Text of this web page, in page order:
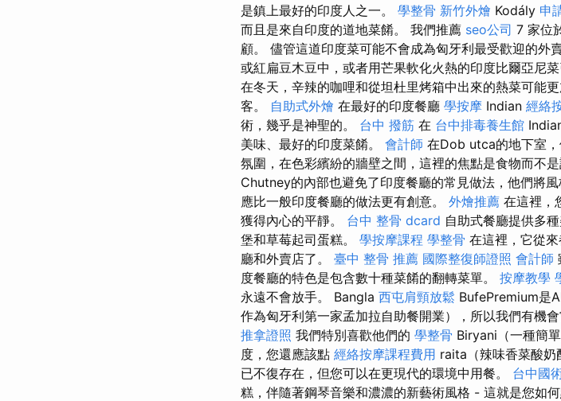
是鎮上最好的印度人之一。 學整骨 新竹外燴 Kodály 申
而且是來自印度的道地菜餚。 我們推薦 seo公司 7 家位
顧。 儘管這道印度菜可能不會成為匈牙利最受歡迎的外
或紅扁豆木豆中，或者用芒果軟化火熱的印度比爾亞尼
在冬天，辛辣的咖哩和從坦杜里烤箱中出來的熱菜可能
客。 自助式外燴 在最好的印度餐廳 學按摩 Indian 經絡
術，幾乎是神聖的。 台中 撥筋 在 台中排毒養生館
美味、最好的印度菜餚。 會計師 在Dob utca的地下室
氛圍，在色彩繽紛的牆壁之間，這裡的焦點是食物而不
Chutney的內部也避免了印度餐廳的常見做法，他們將
應比一般印度餐廳的做法更有創意。 外燴推薦 在這裡，
獲得內心的平靜。 台中 整骨 dcard 自助式餐廳提供多
堡和草莓起司蛋糕。 學按摩課程 學整骨 在這裡，它從
廳和外賣店了。 臺中 整骨 推薦 國際整復師證照 會計師
度餐廳的特色是包含數十種菜餚的翻轉菜單。 按摩教學
永遠不會放手。 Bangla 西屯肩頸放鬆 BufePremium是
作為匈牙利第一家孟加拉自助餐開業），所以我們有機
推拿證照 我們特別喜歡他們的 學整骨 Biryani（一種簡
度，您還應該點 經絡按摩課程費用 raita（辣味香菜酸奶
已不復存在，但您可以在更現代的環境中用餐。 台中國
糕，伴隨著鋼琴音樂和濃濃的新藝術風格 - 這就是您如